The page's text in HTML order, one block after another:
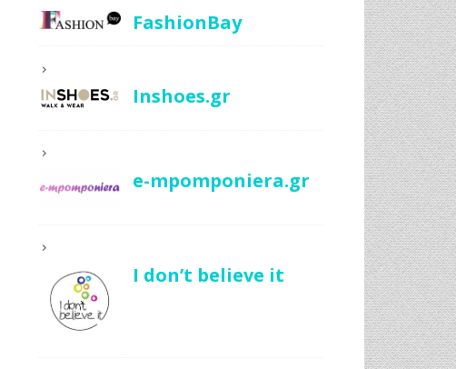
FashionBay
Inshoes.gr
e-mpomponiera.gr
I don’t believe it